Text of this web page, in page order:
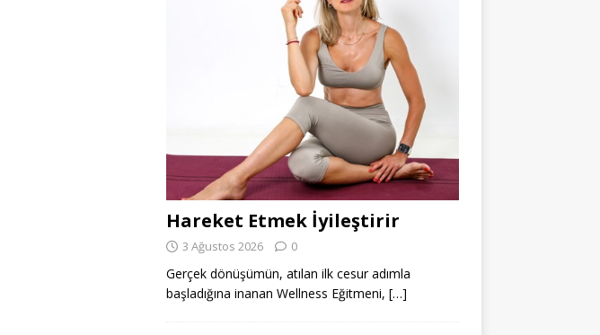
Hareket Etmek İyileştirir
3 Ağustos 2026 0
Gerçek dönüşümün, atılan ilk cesur adımla
başladığına inanan Wellness Eğitmeni, […]